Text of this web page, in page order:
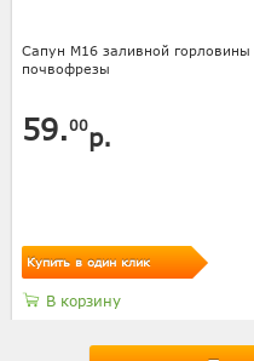
Сапун М16 заливной горловины
почвофрезы
59.00р.
Купить в один клик
В корзину